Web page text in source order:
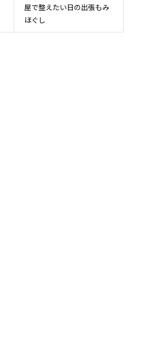
屋で整えたい日の出張もみ
ほぐし